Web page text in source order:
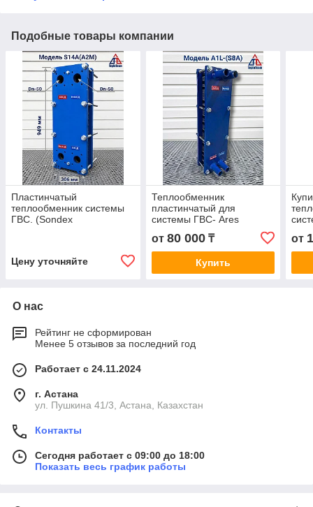
Подобные товары компании
Пластинчатый
теплообменник системы
ГВС. (Sondex
Цену уточняйте
Теплообменник
пластинчатый для
системы ГВС- Ares
A1L(S8A).(Danfoss,
Sondex) И
комплектующие
от 80 000₸
Купить
от
О нас
Рейтинг не сформирован
Менее 5 отзывов за последний год
Работает с 24.11.2024
г. Астана
ул. Пушкина 41/3, Астана, Казахстан
Контакты
Сегодня работает с 09:00 до 18:00
Показать весь график работы